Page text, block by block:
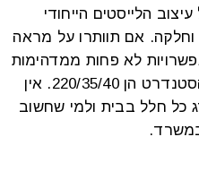
הלייסטים הייחודי
וחלקה. אם תוותרו על מראה
לא פחות ממדהימות
בצבעי אפוקסי שונים. מידות הסטנדרט הן 220/35/40. אין
כל חלל בבית ולמי שחשוב